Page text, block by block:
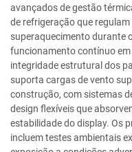
avançados de gestão
de refrigeração que
superaquecimento durante
funcionamento contínuo
integridade estrutural dos
suporta cargas de vento
construção, com sistemas
design flexíveis que
estabilidade do display. Os
incluem testes ambientais